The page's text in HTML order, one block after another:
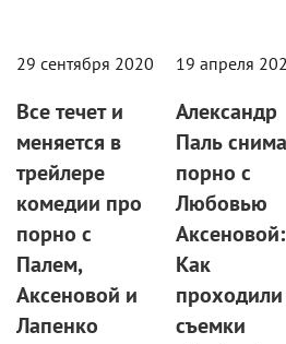
29 сентября 2020
Все течет и
меняется в
трейлере
комедии про
порно с
Палем,
Аксеновой и
Лапенко
19 апреля
Александр
Паль
порно с
Любовью
Аксеновой:
Как
проходили
съемки